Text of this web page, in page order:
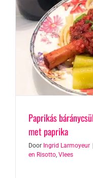
Paprikás
met paprika
Door Ingrid Larmoyeur
en Risotto, Vlees